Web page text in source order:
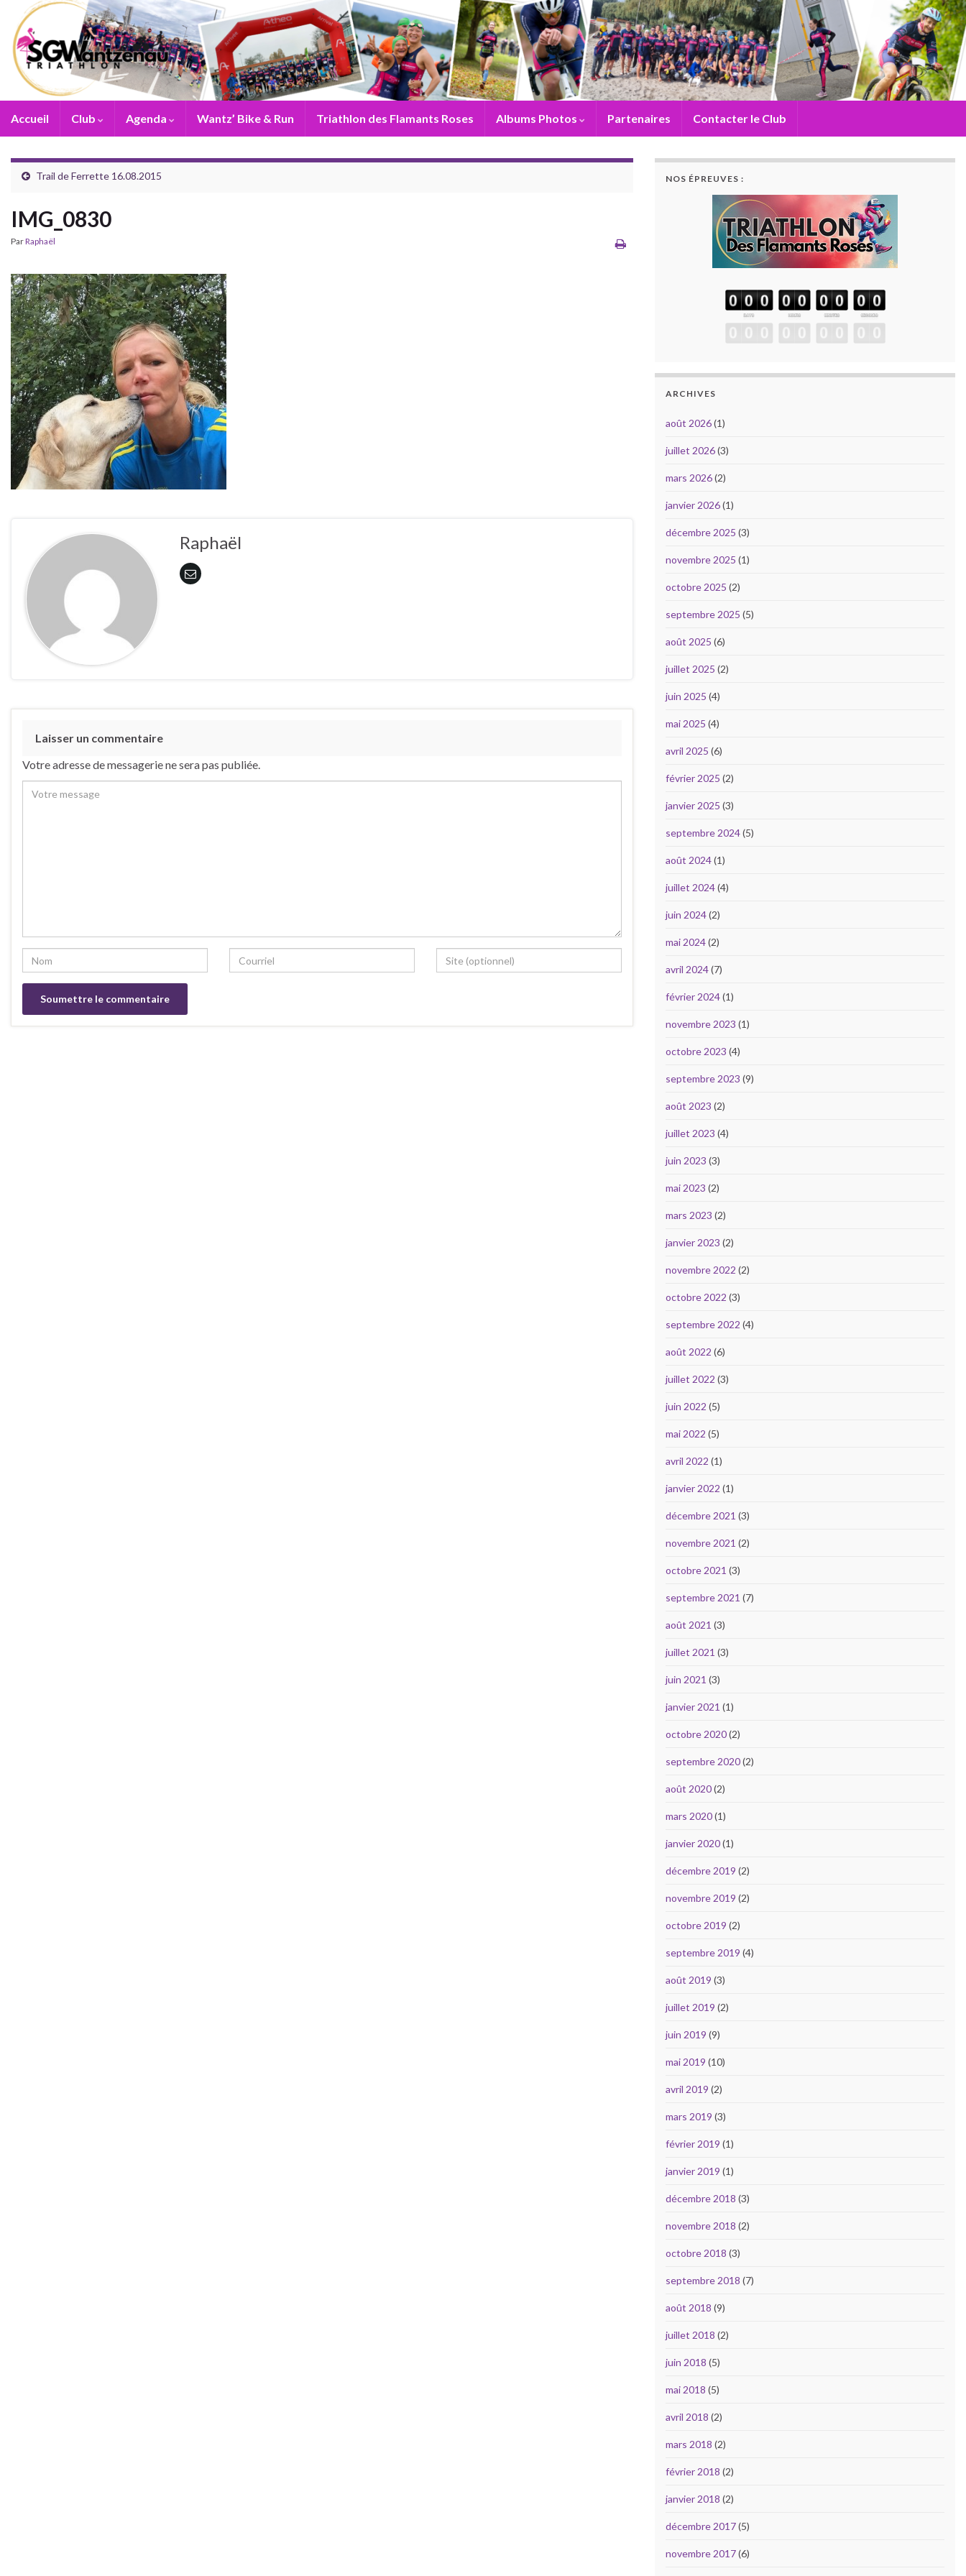
Accueil Club Agenda Wantz’ Bike & Run Triathlon des Flamants Roses Albums Photos Partenaires Contacter le Club
Trail de Ferrette 16.08.2015
IMG_0830
ParRaphaël
Raphaël
Laisser un commentaire
Votre adresse de messagerie ne sera pas publiée.
NOS ÉPREUVES :
ARCHIVES
août 2026(1)
juillet 2026(3)
mars 2026(2)
janvier 2026(1)
décembre 2025 (3)
novembre 2025 (1)
octobre 2025 (2)
septembre 2025 (5)
août 2025 (6)
juillet 2025 (2)
juin 2025 (4)
mai 2025 (4)
avril 2025 (6)
février 2025 (2)
janvier 2025 (3)
septembre 2024(5)
août 2024(1)
juillet 2024(4)
juin 2024(2)
mai 2024(2)
avril 2024(7)
février 2024(1)
novembre 2023 (1)
octobre 2023 (4)
septembre 2023 (9)
août 2023 (2)
juillet 2023 (4)
juin 2023 (3)
mai 2023 (2)
mars 2023 (2)
janvier 2023 (2)
novembre 2022 (2)
octobre 2022 (3)
septembre 2022 (4)
août 2022 (6)
juillet 2022 (3)
juin 2022 (5)
mai 2022 (5)
avril 2022 (1)
janvier 2022 (1)
décembre 2021 (3)
novembre 2021 (2)
octobre 2021 (3)
septembre 2021 (7)
août 2021 (3)
juillet 2021 (3)
juin 2021 (3)
janvier 2021 (1)
octobre 2020(2)
septembre 2020(2)
août 2020(2)
mars 2020(1)
janvier 2020(1)
décembre 2019 (2)
novembre 2019 (2)
octobre 2019 (2)
septembre 2019 (4)
août 2019 (3)
juillet 2019 (2)
juin 2019 (9)
mai 2019 (10)
avril 2019 (2)
mars 2019 (3)
février 2019 (1)
janvier 2019 (1)
décembre 2018 (3)
novembre 2018 (2)
octobre 2018 (3)
septembre 2018 (7)
août 2018 (9)
juillet 2018 (2)
juin 2018 (5)
mai 2018 (5)
avril 2018 (2)
mars 2018 (2)
février 2018 (2)
janvier 2018 (2)
décembre 2017(5)
novembre 2017(6)